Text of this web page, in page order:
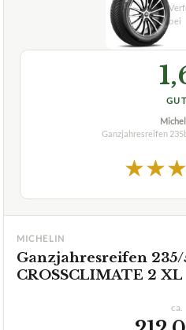
GUT
Ganzjahresreifen
★★★
MICHELIN
Ganzjahresreifen
CROSSCLIMATE 2 XL
ca.